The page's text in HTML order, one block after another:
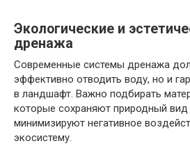
Экологические и
дренажа
Современные системы дренажа
эффективно отводить воду, но и
в ландшафт. Важно подбирать
которые сохраняют природный вид
минимизируют негативное
экосистему.